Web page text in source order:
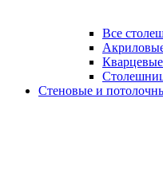
Все
Стеновые и